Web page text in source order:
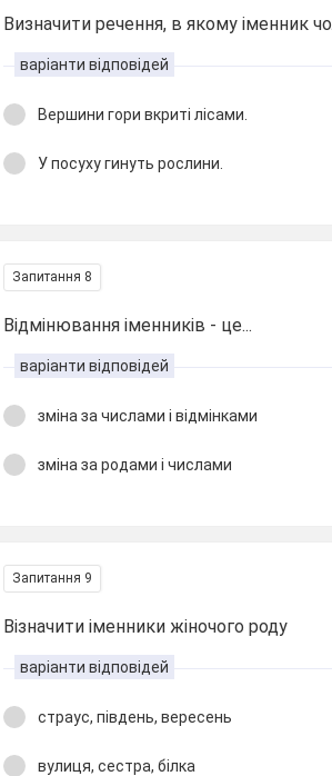
Визначити речення, в якому іменник
варіанти відповідей
Вершини гори вкриті лісами.
У посуху гинуть рослини.
Запитання 8
Відмінювання іменників - це...
варіанти відповідей
зміна за числами і відмінками
зміна за родами і числами
Запитання 9
Візначити іменники жіночого роду
варіанти відповідей
страус, південь, вересень
вулиця, сестра, білка